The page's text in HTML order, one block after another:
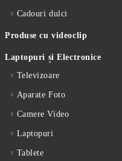
Cadouri dulci
Produse cu videoclip
Laptopuri și Electronice
Televizoare
Aparate Foto
Camere Video
Laptopuri
Tablete